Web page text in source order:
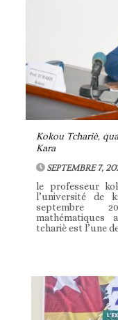
Kokou Tchariè,
Kara
SEPTEMBRE 7,
le professeur
l’université de
septembre
tchariè est l’une